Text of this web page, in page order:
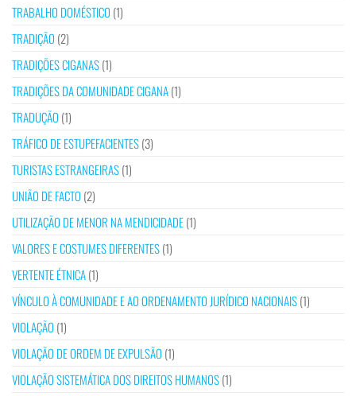
TRABALHO DOMÉSTICO (1)
TRADIÇÃO (2)
TRADIÇÕES CIGANAS(1)
TRADIÇÕES DA COMUNIDADE CIGANA(1)
TRADUÇÃO (1)
TRÁFICO DE ESTUPEFACIENTES(3)
TURISTAS ESTRANGEIRAS(1)
UNIÃO DE FACTO (2)
UTILIZAÇÃO DE MENOR NA MENDICIDADE(1)
VALORES E COSTUMES DIFERENTES(1)
VERTENTE ÉTNICA(1)
VÍNCULO À COMUNIDADE E AO ORDENAMENTO JURÍDICO NACIONAIS(1)
VIOLAÇÃO (1)
VIOLAÇÃO DE ORDEM DE EXPULSÃO (1)
VIOLAÇÃO SISTEMÁTICA DOS DIREITOS HUMANOS(1)